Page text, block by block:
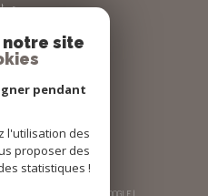
Nous
POWERED BY GOOGLE |
notre site
pendant
l'utilisation des
proposer des
statistiques !